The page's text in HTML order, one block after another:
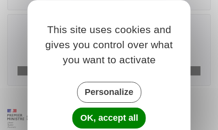
Télécharger le formulaire
This site uses cookies and
gives you control over what
you want to activate
Personalize
OK, accept all